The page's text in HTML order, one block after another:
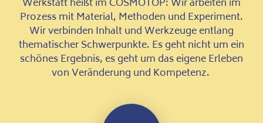
Werkstatt heißt im COSMOTOP: Wir arbeiten im
Prozess mit Material, Methoden und Experiment.
Wir verbinden Inhalt und Werkzeuge entlang
thematischer Schwerpunkte. Es geht nicht um ein
schönes Ergebnis, es geht um das eigene Erleben
von Veränderung und Kompetenz.